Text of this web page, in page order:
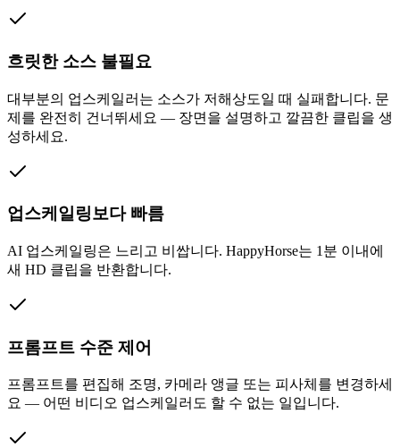
흐릿한 소스 불필요
대부분의 업스케일러는 소스가 저해상도일 때 실패합니다. 문
제를 완전히 건너뛰세요 — 장면을 설명하고 깔끔한 클립을 생
성하세요.
업스케일링보다 빠름
AI 업스케일링은 느리고 비쌉니다. HappyHorse는 1분 이내에
새 HD 클립을 반환합니다.
프롬프트 수준 제어
프롬프트를 편집해 조명, 카메라 앵글 또는 피사체를 변경하세
요 — 어떤 비디오 업스케일러도 할 수 없는 일입니다.